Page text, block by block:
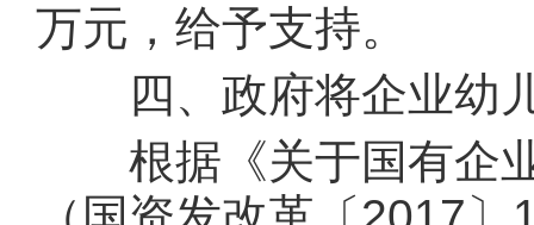
万元，给予支持。
四、政府将企业幼
根据《关于国有企业